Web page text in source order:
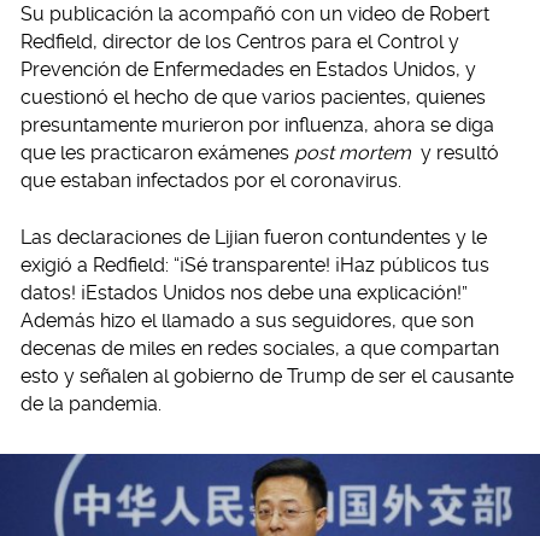
Su publicación la acompañó con un video de Robert
Redfield, director de los Centros para el Control y
Prevención de Enfermedades en Estados Unidos, y
cuestionó el hecho de que varios pacientes, quienes
presuntamente murieron por influenza, ahora se diga
que les practicaron exámenes post mortem y resultó
que estaban infectados por el coronavirus.
Las declaraciones de Lijian fueron contundentes y le
exigió a Redfield: “¡Sé transparente! ¡Haz públicos tus
datos! ¡Estados Unidos nos debe una explicación!”
Además hizo el llamado a sus seguidores, que son
decenas de miles en redes sociales, a que compartan
esto y señalen al gobierno de Trump de ser el causante
de la pandemia.